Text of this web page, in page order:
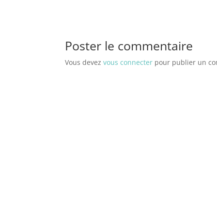
Poster le commentaire
Vous devezvous connecter pour publier un